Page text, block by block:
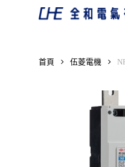
首頁 伍菱電機